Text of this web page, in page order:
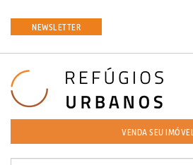
NEWSLETTER
VENDA SEU IMÓVEL